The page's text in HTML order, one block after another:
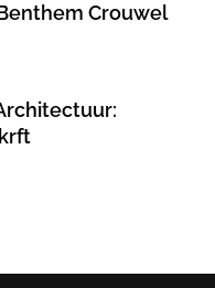
Crouwel